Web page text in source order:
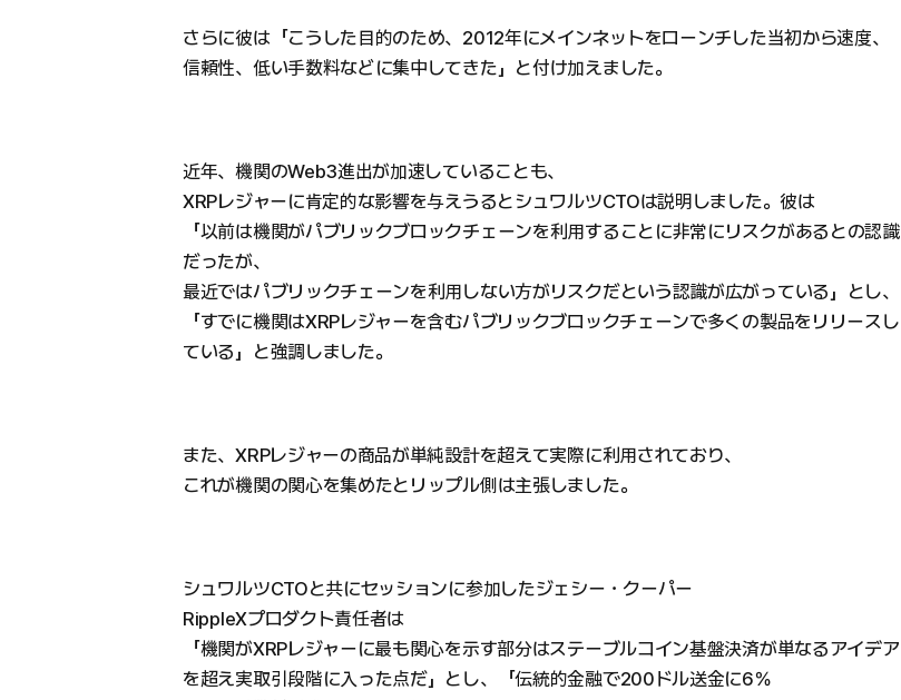
さらに彼は「こうした目的のため、2012年にメインネットをローンチした当初から速度、
信頼性、低い手数料などに集中してきた」と付け加えました。
近年、機関のWeb3進出が加速していることも、
XRPレジャーに肯定的な影響を与えうるとシュワルツCTOは説明しました。彼は
「以前は機関がパブリックブロックチェーンを利用することに非常にリスクがあるとの認識
だったが、
最近ではパブリックチェーンを利用しない方がリスクだという認識が広がっている」とし、
「すでに機関はXRPレジャーを含むパブリックブロックチェーンで多くの製品をリリースし
ている」と強調しました。
また、XRPレジャーの商品が単純設計を超えて実際に利用されており、
これが機関の関心を集めたとリップル側は主張しました。
シュワルツCTOと共にセッションに参加したジェシー・クーパー
RippleXプロダクト責任者は
「機関がXRPレジャーに最も関心を示す部分はステーブルコイン基盤決済が単なるアイデア
を超え実取引段階に入った点だ」とし、「伝統的金融で200ドル送金に6％